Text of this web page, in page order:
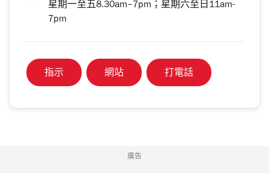
星期一至五8.30am–7pm；星期六至日11am-
7pm
指示 網站 打電話
廣告